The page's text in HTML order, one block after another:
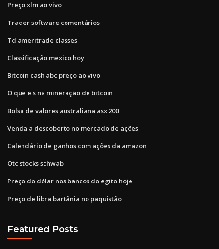
Preço xlm ao vivo
Trader software comentários
Td ameritrade classes
Classificação mexico hoy
Bitcoin cash abc preço ao vivo
O que é s na mineração de bitcoin
Bolsa de valores australiana asx 200
Venda a descoberto no mercado de ações
Calendário de ganhos com ações da amazon
Otc stocks schwab
Preço do dólar nos bancos do egito hoje
Preço de libra bartânia no paquistão
Featured Posts